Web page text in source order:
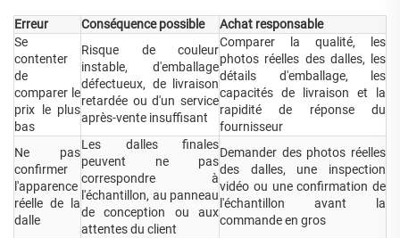
Erreur Conséquence possible
Achat responsable
Se
contenter
de
comparer le
prix le plus
bas
Risque de couleur
instable, d'emballage
défectueux, de livraison
retardée ou d'un service
après-vente insuffisant
Comparer la qualité, les
photos réelles des dalles, les
détails d'emballage, les
capacités de livraison et la
rapidité de réponse du
fournisseur
Ne pas
confirmer
l'apparence
réelle de la
dalle
Les dalles finales
peuvent ne pas
correspondre à
l'échantillon, au panneau
de conception ou aux
attentes du client
Demander des photos réelles
des dalles, une inspection
vidéo ou une confirmation de
l'échantillon avant la
commande en gros